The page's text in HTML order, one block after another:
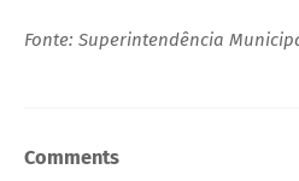
Fonte: Superintendência
Comments